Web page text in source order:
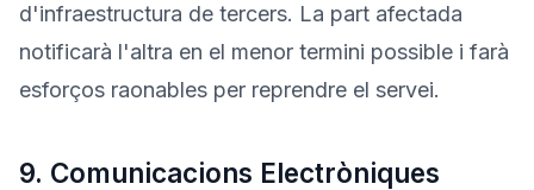
d'infraestructura de tercers. La part afectada
notificarà l'altra en el menor termini possible i farà
esforços raonables per reprendre el servei.
9. Comunicacions Electròniques